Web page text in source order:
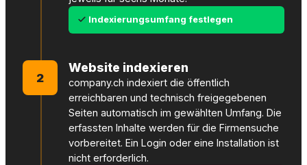
Indexierungsumfang festlegen
2
Website indexieren
company.ch indexiert die öffentlich
erreichbaren und technisch freigegebenen
Seiten automatisch im gewählten Umfang. Die
erfassten Inhalte werden für die Firmensuche
vorbereitet. Ein Login oder eine Installation ist
nicht erforderlich.